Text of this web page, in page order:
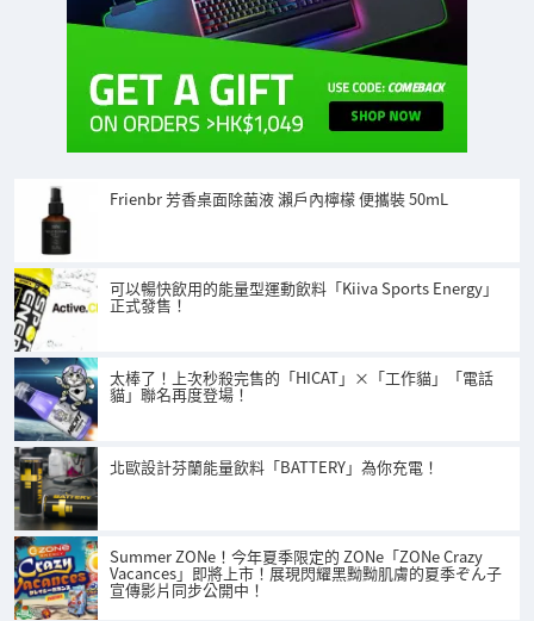
Frienbr 芳香桌面除菌液 瀨戶內檸檬 便攜裝 50mL
可以暢快飲用的能量型運動飲料「Kiiva Sports Energy」
正式發售！
太棒了！上次秒殺完售的「HICAT」×「工作貓」「電話
貓」聯名再度登場！
北歐設計芬蘭能量飲料「BATTERY」為你充電！
Summer ZONe！今年夏季限定的 ZONe「ZONe Crazy
Vacances」即將上市！展現閃耀黑黝黝肌膚的夏季ぞん子
宣傳影片同步公開中！